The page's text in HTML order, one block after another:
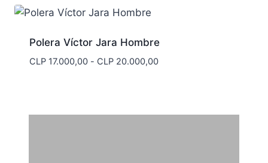
CLP 20.000,00
Polera Víctor Jara Hombre
CLP17.000,00 - CLP20.000,00Rango
CLP 17.000,00